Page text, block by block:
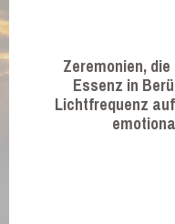
Zeremonien,
Essenz in
Lichtfrequenz